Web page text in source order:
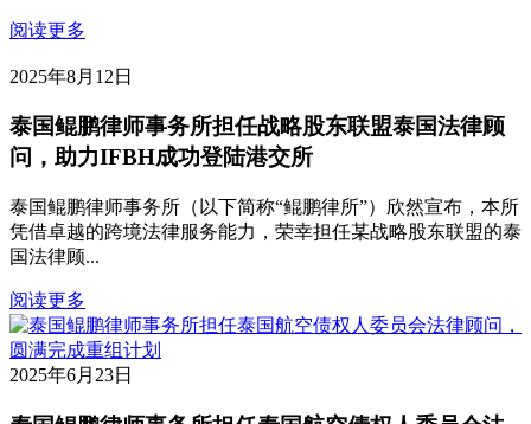
阅读更多
2025年8月12日
泰国鲲鹏律师事务所担任战略股东联盟泰国法律顾
问，助力IFBH成功登陆港交所
泰国鲲鹏律师事务所（以下简称“鲲鹏律所”）欣然宣布，本所
凭借卓越的跨境法律服务能力，荣幸担任某战略股东联盟的泰
国法律顾...
阅读更多
2025年6月23日